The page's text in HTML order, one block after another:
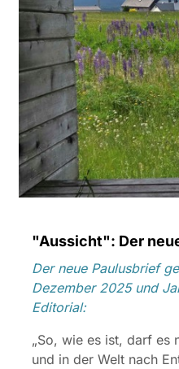
"Aussicht": Der
Der neue Paulusbrief
Dezember 2025 und
Editorial:
„So, wie es ist, darf es
und in der Welt nach